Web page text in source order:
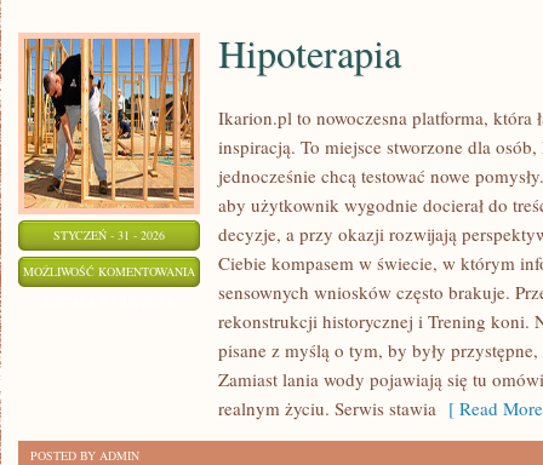
STYCZEŃ - 31 - 2026
MOŻLIWOŚĆ KOMENTOWANIA HIPOTERAPIA
Hipoterapia
Ikarion.pl to nowoczesna platforma, która
inspiracją. To miejsce stworzone dla
jednocześnie chcą testować nowe
aby użytkownik wygodnie docierał do
decyzje, a przy okazji rozwijają
Ciebie kompasem w świecie, w którym
sensownych wniosków często brakuje.
rekonstrukcji historycznej i Trening koni.
pisane z myślą o tym, by były
Zamiast lania wody pojawiają się tu
realnym życiu. Serwis stawia [ Read
POSTED BY ADMIN